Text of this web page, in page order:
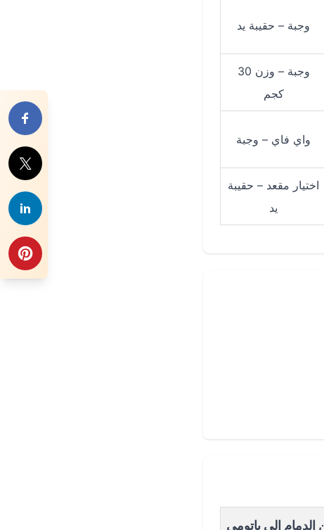
وجبة – حقيبة يد
وجبة – وزن 30
كجم
واي فاي – وجبة
اختيار مقعد – حقيبة
يد
الدمام إلى باتومي
شارك